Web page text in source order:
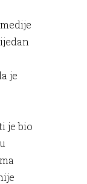
je
je bio